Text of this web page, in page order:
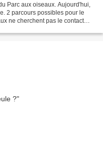
Parc aux oiseaux. Aujourd'hui,
2 parcours possibles pour le
ne cherchent pas le contact